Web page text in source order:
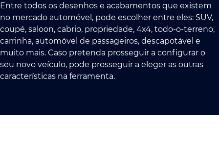
Entre todos os desenhos e acabamentos que existem
no mercado automóvel, pode escolher entre eles: SUV,
coupé, saloon, cabrio, propriedade, 4x4, todo-o-terreno,
carrinha, automóvel de passageiros, descapotável e
muito mais. Caso pretenda prosseguir a configurar o
seu novo veículo, pode prosseguir a eleger as outras
características na ferramenta.